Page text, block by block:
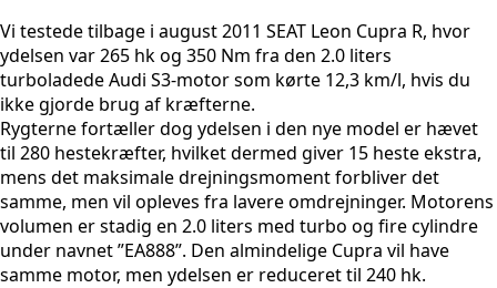
Vi testede tilbage i august 2011 SEAT Leon Cupra R, hvor
ydelsen var 265 hk og 350 Nm fra den 2.0 liters
turboladede Audi S3-motor som kørte 12,3 km/l, hvis du
ikke gjorde brug af kræfterne.
Rygterne fortæller dog ydelsen i den nye model er hævet
til 280 hestekræfter, hvilket dermed giver 15 heste ekstra,
mens det maksimale drejningsmoment forbliver det
samme, men vil opleves fra lavere omdrejninger. Motorens
volumen er stadig en 2.0 liters med turbo og fire cylindre
under navnet ”EA888”. Den almindelige Cupra vil have
samme motor, men ydelsen er reduceret til 240 hk.